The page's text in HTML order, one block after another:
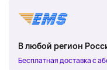
В любой регион
Бесплатная доставка с